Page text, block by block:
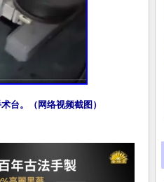
台。（网络视频截图）